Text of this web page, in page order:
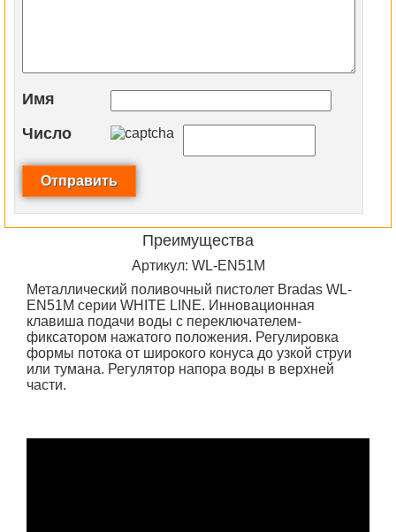
Имя
Число
Преимущества
Артикул: WL-EN51M
Металлический поливочный пистолет Bradas WL-
EN51M серии WHITE LINE. Инновационная
клавиша подачи воды с переключателем-
фиксатором нажатого положения. Регулировка
формы потока от широкого конуса до узкой струи
или тумана. Регулятор напора воды в верхней
части.